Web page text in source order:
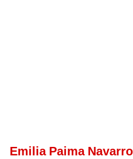
Emilia Paima Navarro